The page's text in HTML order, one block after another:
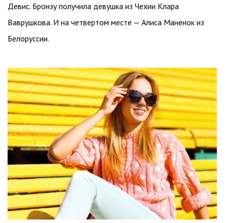
Девис. Бронзу получила девушка из Чехии Клара
Ваврушкова. И на четвертом месте — Алиса Маненок из
Белоруссии.